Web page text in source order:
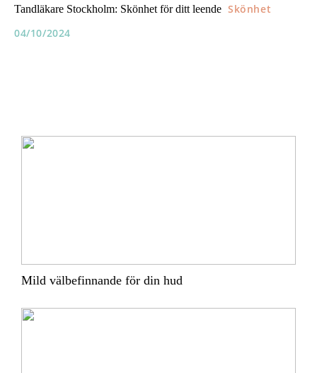
Tandläkare Stockholm: Skönhet för ditt leende Skönhet
04/10/2024
Mild välbefinnande för din hud